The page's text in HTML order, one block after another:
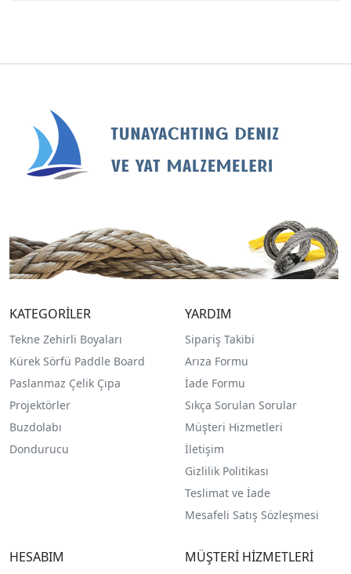
KATEGORİLER
Tekne Zehirli Boyaları
Kürek Sörfü Paddle Board
Paslanmaz Çelik Çıpa
Projektörler
Buzdolabı
Dondurucu
YARDIM
Sipariş Takibi
Arıza Formu
İade Formu
Sıkça Sorulan Sorular
Müşteri Hizmetleri
İletişim
Gizlilik Politikası
Teslimat ve İade
Mesafeli Satış Sözleşmesi
HESABIM MÜŞTERİ HİZMETLERİ